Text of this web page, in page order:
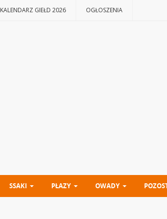
KALENDARZ GIEŁD 2026 OGŁOSZENIA
SSAKI PŁAZY OWADY